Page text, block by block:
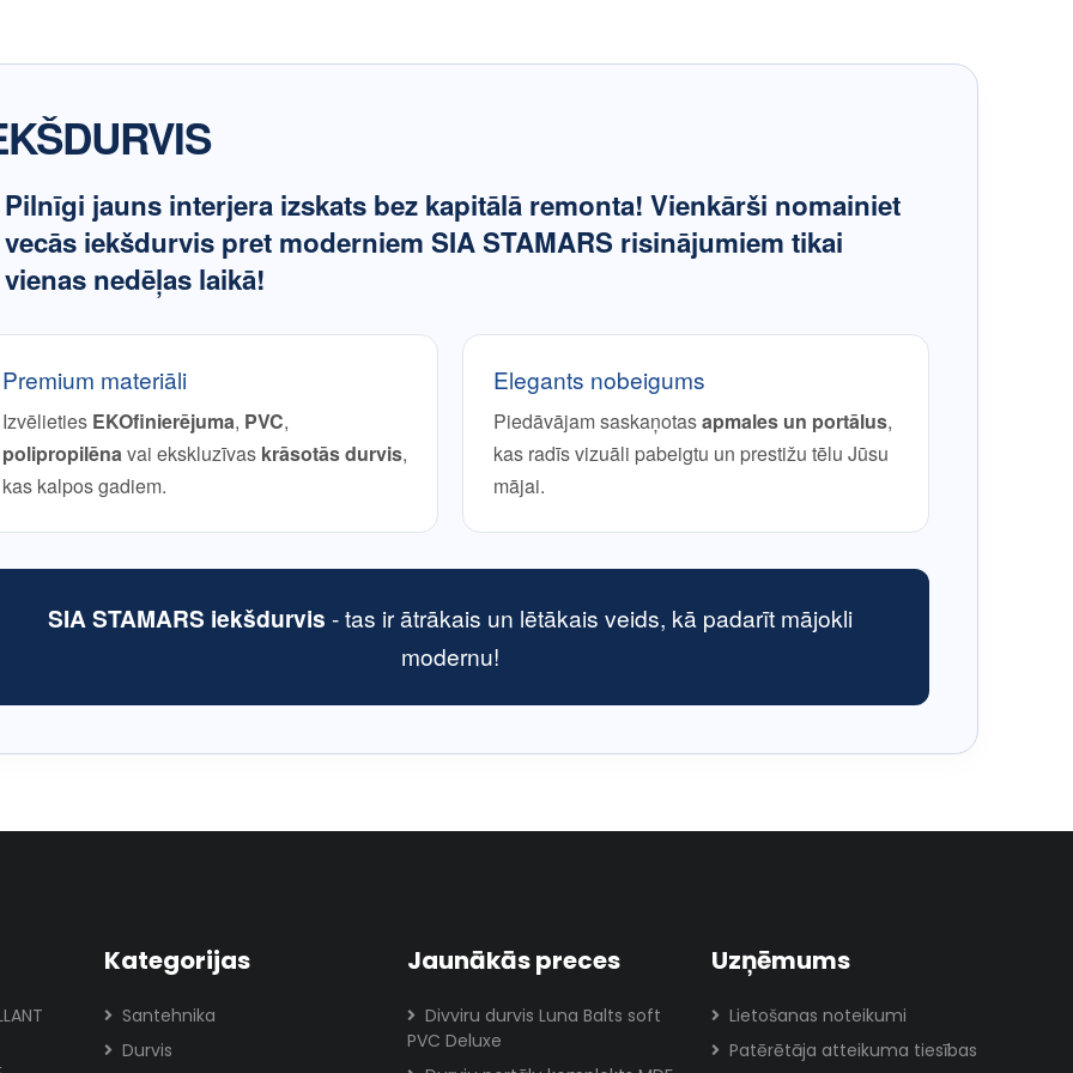
Pilnīgi jauns interjera izskats bez kapitālā remonta! Vienkārši nomainiet
vecās iekšdurvis pret moderniem SIA STAMARS risinājumiem tikai
vienas nedēļas laikā!
Premium materiāli
Izvēlieties EKOfinierējuma, PVC,
polipropilēna vai ekskluzīvas krāsotās durvis,
kas kalpos gadiem.
Elegants nobeigums
Piedāvājam saskaņotasapmales un portālus,
kas radīs vizuāli pabeigtu un prestižu tēlu Jūsu
mājai.
SIA STAMARS iekšdurvis - tas ir ātrākais un lētākais veids, kā padarīt mājokli
modernu!
Kategorijas
Santehnika
Durvis
Jaunākās preces
Divviru durvis Luna Balts soft
PVC Deluxe
Uzņēmums
Lietošanas noteikumi
Patērētāja atteikuma tiesības